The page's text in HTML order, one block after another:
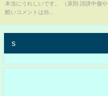
本当にうれしいです。 （原則 誹謗中傷や
酷いコメントは自...
s